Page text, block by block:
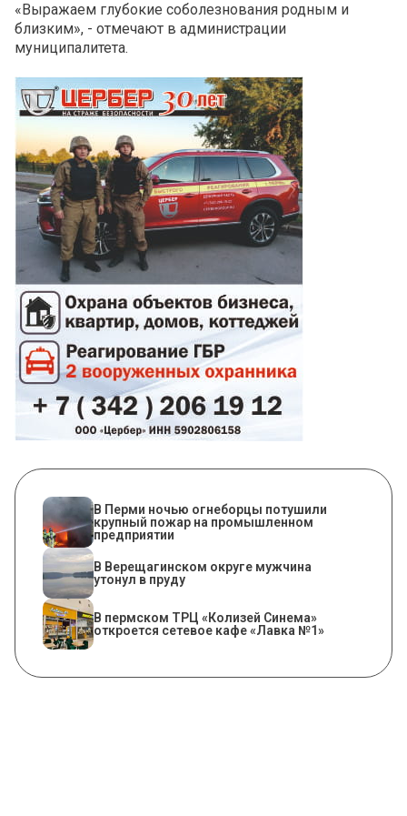
«Выражаем глубокие соболезнования родным и
близким»‎, - отмечают в администрации
муниципалитета.
​В Перми ночью огнеборцы потушили
крупный пожар на промышленном
предприятии
В Верещагинском округе мужчина
утонул в пруду
​В пермском ТРЦ «Колизей Синема»
откроется сетевое кафе «Лавка №1»